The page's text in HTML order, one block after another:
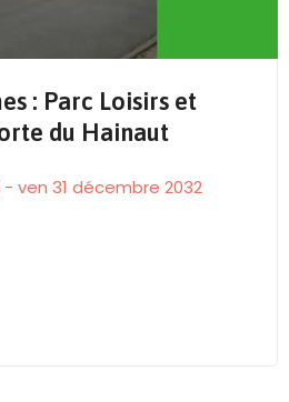
: Parc Loisirs et
du Hainaut
ven 31 décembre 2032